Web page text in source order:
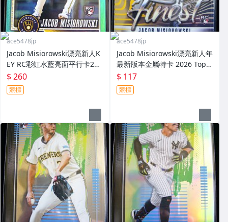
ace5478jp
Jacob Misiorowski漂亮新人K
EY RC彩虹水藍亮面平行卡202
6 Topps Series 1 Aqua Rain
bow Foil Rookie
$ 260
競標
ace5478jp
Jacob Misiorowski漂亮新人年
最新版本金屬特卡 2026 Topp
s Finest Team Finest Rookie
$ 117
競標